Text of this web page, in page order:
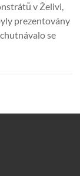
v Želivi,
prezentovány
se